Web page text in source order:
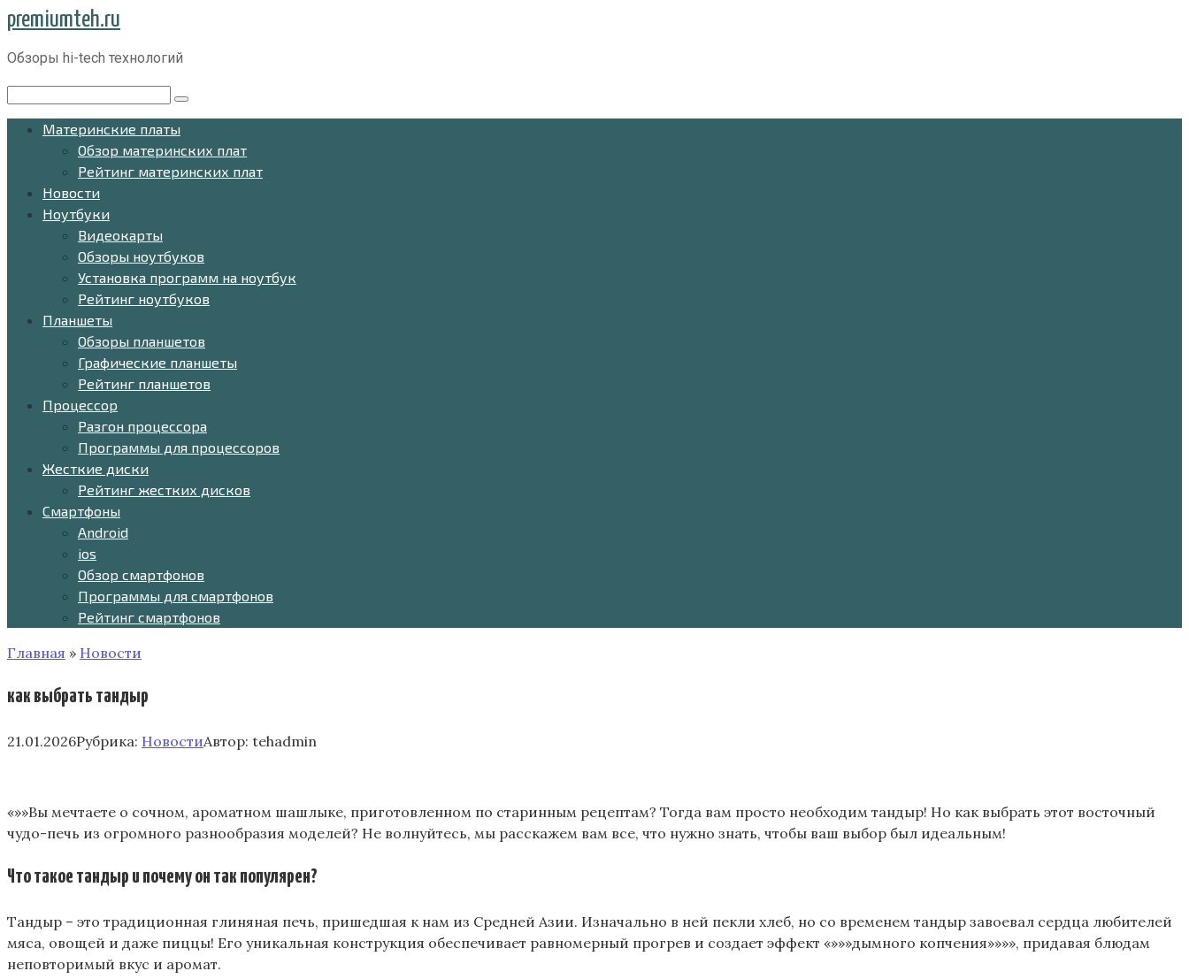
Перейти
контенту
premiumteh.ru
Обзоры hi-tech технологий
Материнские платы
Обзор материнских плат
Рейтинг материнских плат
Новости
Ноутбуки
Видеокарты
Обзоры ноутбуков
Установка программ на ноутбук
Рейтинг ноутбуков
Планшеты
Обзоры планшетов
Графические планшеты
Рейтинг планшетов
Процессор
Разгон процессора
Программы для процессоров
Жесткие диски
Рейтинг жестких дисков
Смартфоны
Android
ios
Обзор смартфонов
Программы для смартфонов
Рейтинг смартфонов
Главная » Новости
как выбрать тандыр
21.01.2026Рубрика: НовостиАвтор: tehadmin
«»»Вы мечтаете о сочном, ароматном шашлыке, приготовленном по старинным рецептам? Тогда вам просто необходим тандыр! Но как выбрать этот восточный
чудо-печь из огромного разнообразия моделей? Не волнуйтесь, мы расскажем вам все, что нужно знать, чтобы ваш выбор был идеальным!
Что такое тандыр и почему он так популярен?
Тандыр – это традиционная глиняная печь, пришедшая к нам из Средней Азии. Изначально в ней пекли хлеб, но со временем тандыр завоевал сердца любителей
мяса, овощей и даже пиццы! Его уникальная конструкция обеспечивает равномерный прогрев и создает эффект «»»»дымного копчения»»»», придавая блюдам
неповторимый вкус и аромат.